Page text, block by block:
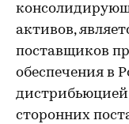
активов,
поставщиков
обеспечения в
сторонних